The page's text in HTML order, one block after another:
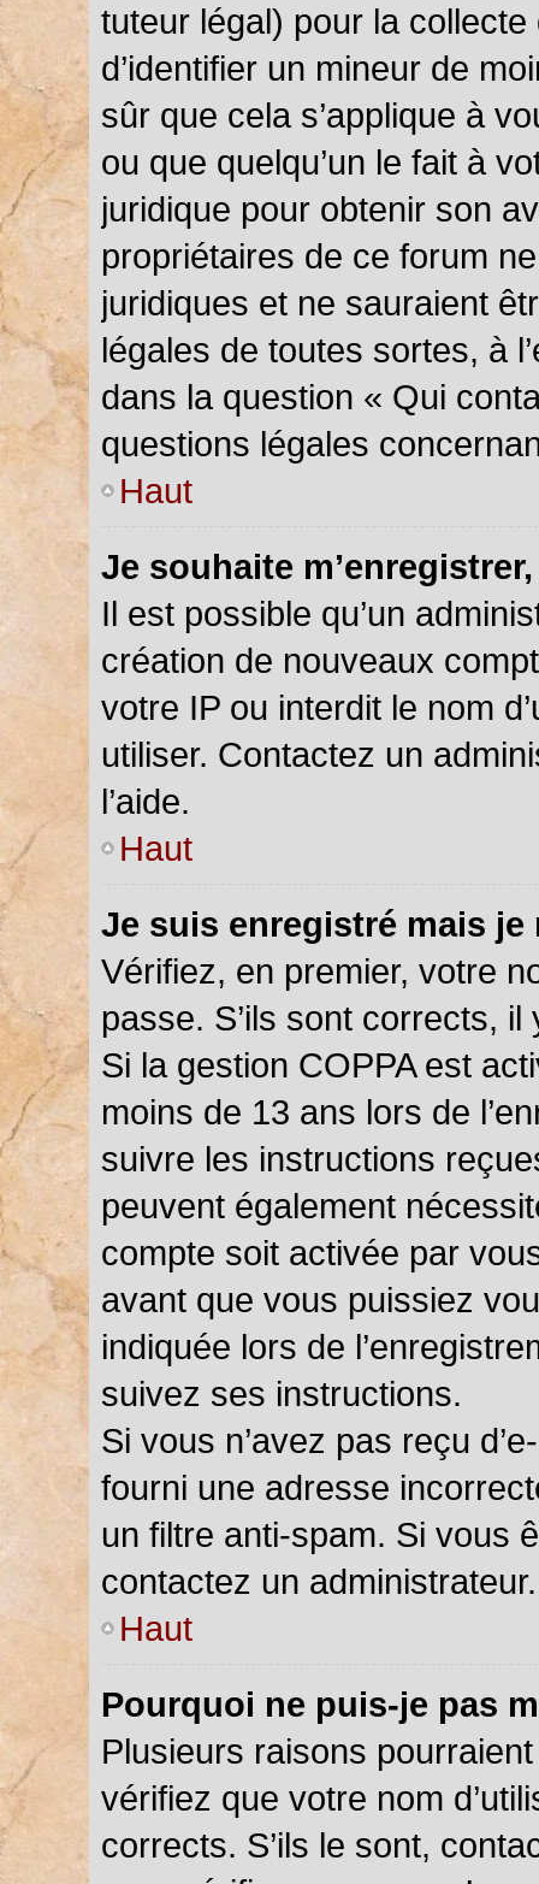
tuteur légal) pour la
d’identifier un mineur de
sûr que cela s’applique à
ou que quelqu’un le fait à
juridique pour obtenir son
propriétaires de ce forum
juridiques et ne sauraient
légales de toutes sortes, à
dans la question « Qui
questions légales
Haut
Je souhaite
Il est possible qu’un
création de nouveaux
votre IP ou interdit le nom
utiliser. Contactez un
l’aide.
Haut
Je suis enregistré mais
Vérifiez, en premier, votre
passe. S’ils sont corrects,
Si la gestion COPPA est
moins de 13 ans lors de
suivre les instructions
peuvent également
compte soit activée par
avant que vous puissiez
indiquée lors de
suivez ses instructions.
Si vous n’avez pas reçu
fourni une adresse
un filtre anti-spam. Si vous
contactez un administrateur.
Haut
Pourquoi ne puis-je pas
Plusieurs raisons
vérifiez que votre nom
corrects. S’ils le sont,